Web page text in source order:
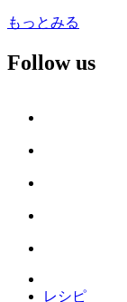
もっとみる
Follow us
レシピ